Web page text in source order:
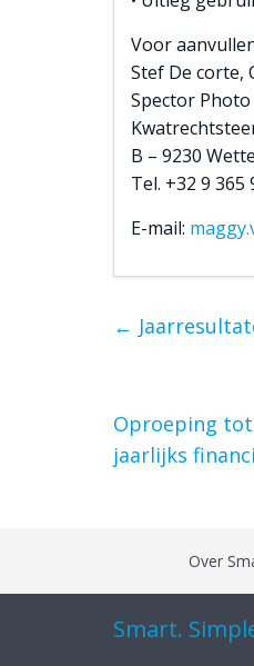
Voor
Stef De corte,
Spector
B – 9230
Tel. +32 9 365
E-mail:
←
Oproeping tot
jaarlijks
Over
Smart.